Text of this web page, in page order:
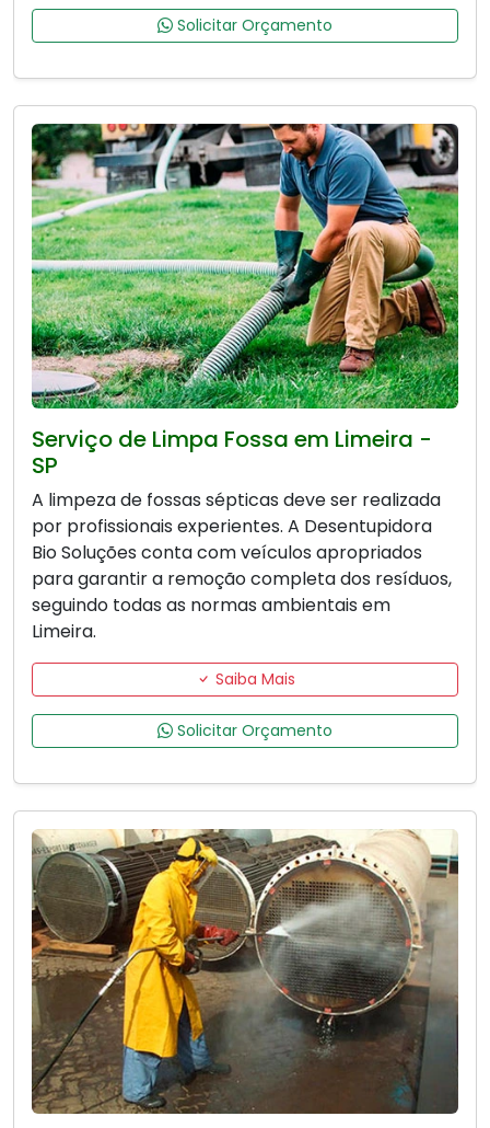
Solicitar Orçamento
Serviço de Limpa Fossa em Limeira -
SP
A limpeza de fossas sépticas deve ser realizada
por profissionais experientes. A Desentupidora
Bio Soluções conta com veículos apropriados
para garantir a remoção completa dos resíduos,
seguindo todas as normas ambientais em
Limeira.
Saiba Mais
Solicitar Orçamento